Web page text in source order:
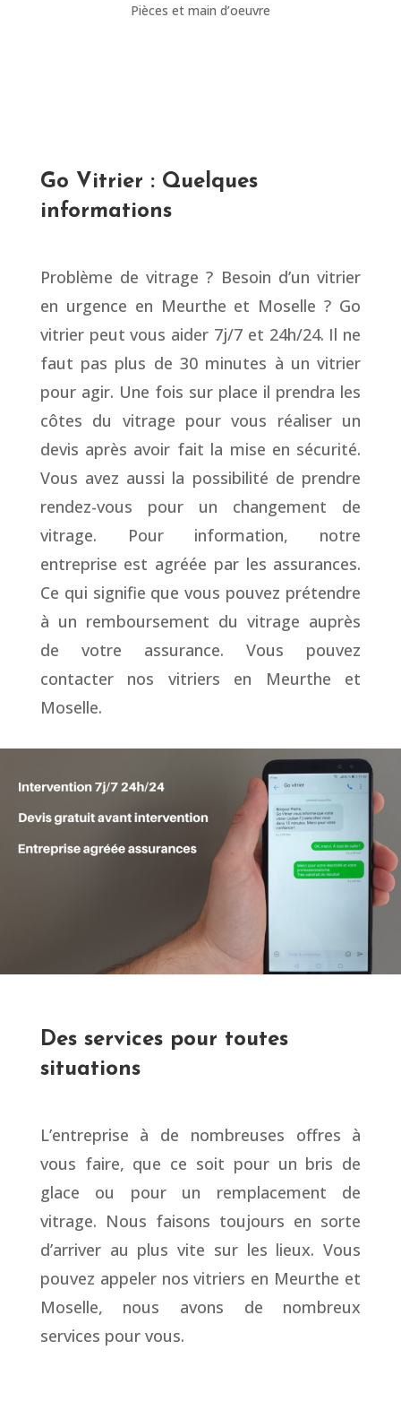
Pièces et main d’oeuvre
Go Vitrier : Quelques
informations
Problème de vitrage ? Besoin d’un vitrier
en urgence en Meurthe et Moselle ? Go
vitrier peut vous aider 7j/7 et 24h/24. Il ne
faut pas plus de 30 minutes à un vitrier
pour agir. Une fois sur place il prendra les
côtes du vitrage pour vous réaliser un
devis après avoir fait la mise en sécurité.
Vous avez aussi la possibilité de prendre
rendez-vous pour un changement de
vitrage. Pour information, notre
entreprise est agréée par les assurances.
Ce qui signifie que vous pouvez prétendre
à un remboursement du vitrage auprès
de votre assurance. Vous pouvez
contacter nos vitriers en Meurthe et
Moselle.
Des services pour toutes
situations
L’entreprise à de nombreuses offres à
vous faire, que ce soit pour un bris de
glace ou pour un remplacement de
vitrage. Nous faisons toujours en sorte
d’arriver au plus vite sur les lieux. Vous
pouvez appeler nos vitriers en Meurthe et
Moselle, nous avons de nombreux
services pour vous.